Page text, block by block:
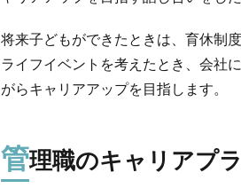
将来子どもができたときは、育休制
ライフイベントを考えたとき、会社
がらキャリアアップを目指します。
管理職のキャリアプ